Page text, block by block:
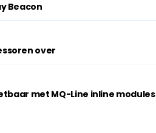
Beacon
over
met MQ-Line inline modules